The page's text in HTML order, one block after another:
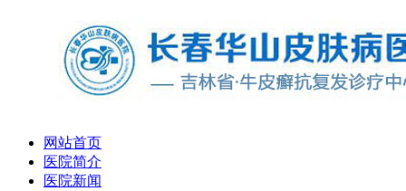
网站首页
医院简介
医院新闻